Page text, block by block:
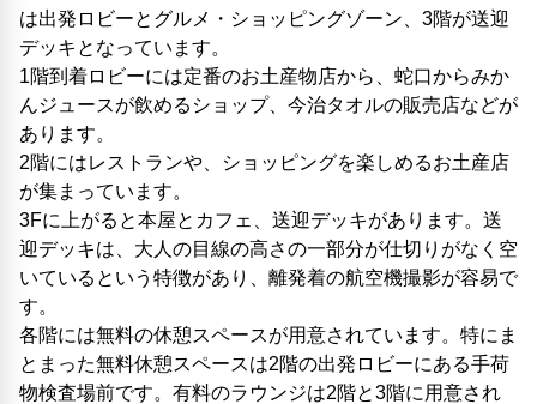
は出発ロビーとグルメ・ショッピングゾーン、3階が送迎
デッキとなっています。
1階到着ロビーには定番のお土産物店から、蛇口からみか
んジュースが飲めるショップ、今治タオルの販売店などが
あります。
2階にはレストランや、ショッピングを楽しめるお土産店
が集まっています。
3Fに上がると本屋とカフェ、送迎デッキがあります。送
迎デッキは、大人の目線の高さの一部分が仕切りがなく空
いているという特徴があり、離発着の航空機撮影が容易で
す。
各階には無料の休憩スペースが用意されています。特にま
とまった無料休憩スペースは2階の出発ロビーにある手荷
物検査場前です。有料のラウンジは2階と3階に用意され